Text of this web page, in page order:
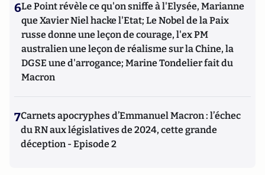
6Le Point révèle ce qu'on sniffe à l'Elysée, Marianne
que Xavier Niel hacke l'Etat; Le Nobel de la Paix
russe donne une leçon de courage, l'ex PM
australien une leçon de réalisme sur la Chine, la
DGSE une d'arrogance; Marine Tondelier fait du
Macron
7Carnets apocryphes d’Emmanuel Macron : l’échec
du RN aux législatives de 2024, cette grande
déception - Episode 2